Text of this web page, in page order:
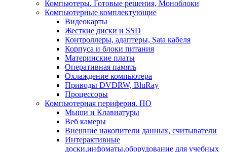
Компьютеры. Готовые решения, Моноблоки
Компьютерные комплектующие
Видеокарты
Жесткие диски и SSD
Контроллеры, адаптеры, Sata кабеля
Корпуса и блоки питания
Материнские платы
Оперативная память
Охлаждение компьютера
Приводы DVDRW, BluRay
Процессоры
Компьютерная периферия. ПО
Мыши и Клавиатуры
Веб камеры
Внешние накопители данных, считыватели
Интерактивные
доски,инфоматы,оборудование для учебных